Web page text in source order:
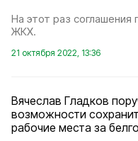
На этот раз
ЖКХ.
21 октября 2022, 13:36
Вячеслав Гладков
возможности
рабочие места за